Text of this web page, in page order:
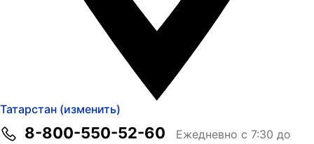
Татарстан (изменить)
8-800-550-52-60 Ежедневно с 7:30 до